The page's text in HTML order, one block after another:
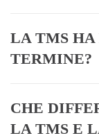
LA TMS HA
TERMINE?
CHE
LA TMS E